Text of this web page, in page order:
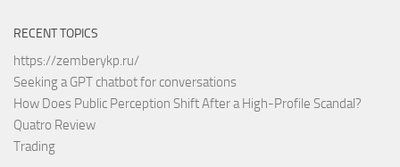
RECENT TOPICS
https://zemberykp.ru/
Seeking a GPT chatbot for conversations
How Does Public Perception Shift After a High-Profile Scandal?
Quatro Review
Trading